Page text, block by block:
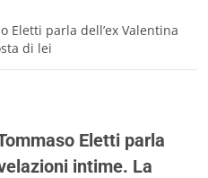
Eletti parla dell’ex Valentina
di lei
Eletti parla
intime. La